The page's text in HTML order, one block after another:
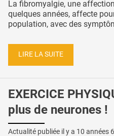
La fibromyalgie, une
quelques années, affecte
population, avec des
LIRE LA SUITE
EXERCICE
plus de neurones !
Actualité publiée il y a 10 années